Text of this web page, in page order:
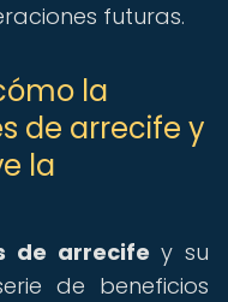
futuras.
la
de arrecife y
la
de arrecife y su
de beneficios